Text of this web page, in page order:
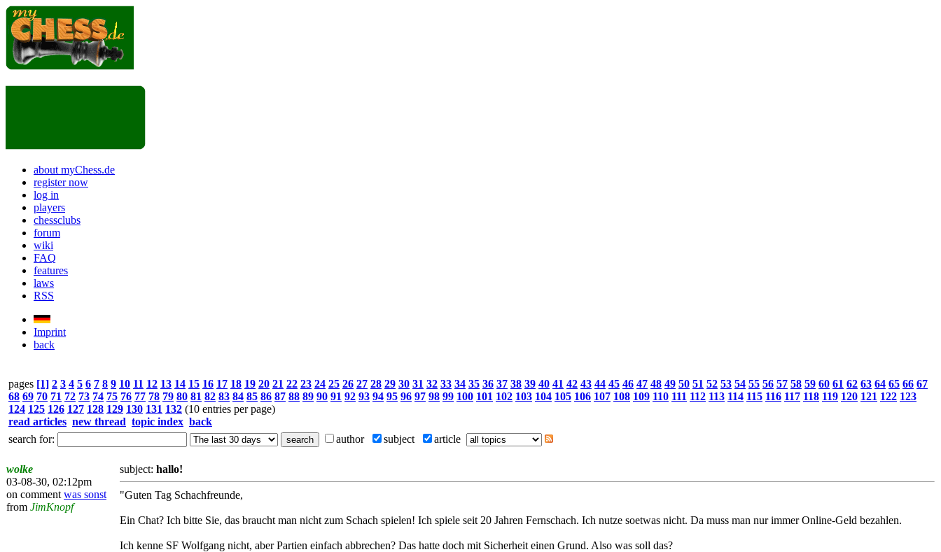
about myChess.de
register now
log in
players
chessclubs
forum
wiki
FAQ
features
laws
RSS
Imprint
back
pages [1] 2 3 4 5 6 7 8 9 10 11 12 13 14 15 16 17 18 19 20 21 22 23 24 25 26 27 28 29 30 31 32 33 34 35 36 37 38 39 40 41 42 43 44 45 46 47 48 49 50 51 52 53 54 55 56 57 58 59 60 61 62 63 64 65 66 67
68 69 70 71 72 73 74 75 76 77 78 79 80 81 82 83 84 85 86 87 88 89 90 91 92 93 94 95 96 97 98 99 100 101 102 103 104 105 106 107 108 109 110 111 112 113 114 115 116 117 118 119 120 121 122 123
124 125 126 127 128 129 130 131 132 (10 entries per page)
read articles new thread topic index back
search for:
author subject article
wolke
03-08-30, 02:12pm
on comment was sonst
from JimKnopf
subject: hallo!
"Guten Tag Schachfreunde,
Ein Chat? Ich bitte Sie, das braucht man nicht zum Schach spielen! Ich spiele seit 20 Jahren Fernschach. Ich nutze soetwas nicht. Da muss man nur immer Online-Geld bezahlen.
Ich kenne SF Wolfgang nicht, aber Partien einfach abbrechen? Das hatte doch mit Sicherheit einen Grund. Also was soll das?